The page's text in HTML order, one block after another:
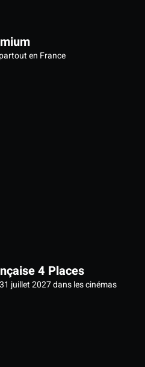
en France
4 Places
juillet 2027 dans les cinémas